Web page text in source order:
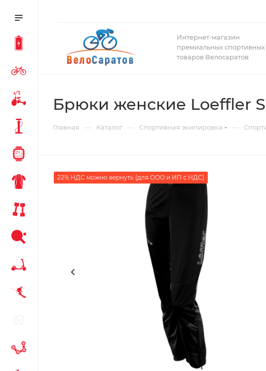
Интернет-магазин
премиальных спортивных
товаров Велосаратов
Брюки женские Loeffler
Главная — Каталог — Спортивная экипировка —
22% НДС можно вернуть (для ООО и ИП с НДС)